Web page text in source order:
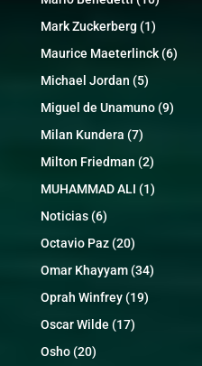
Mark Zuckerberg (1)
Maurice Maeterlinck(6)
Michael Jordan (5)
Miguel de Unamuno(9)
Milan Kundera (7)
Milton Friedman (2)
MUHAMMAD ALI (1)
Noticias(6)
Octavio Paz(20)
Omar Khayyam(34)
Oprah Winfrey(19)
Oscar Wilde (17)
Osho(20)